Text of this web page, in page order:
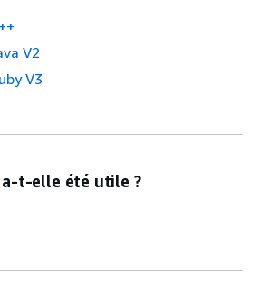
V2
V3
a-t-elle été utile ?